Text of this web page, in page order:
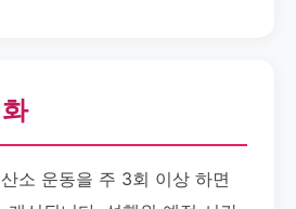
소 운동을 주 3회 이상 하면